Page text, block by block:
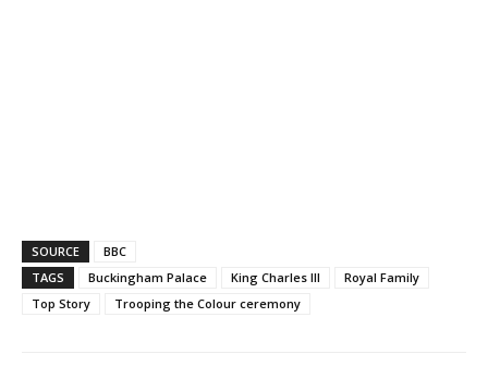
SOURCE
BBC
TAGS
Buckingham Palace King Charles III
Royal Family
Top Story
Trooping the Colour ceremony